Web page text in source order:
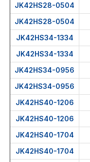
JK42HS28-0504
JK42HS28-0504
JK42HS34-1334
JK42HS34-1334
JK42HS34-0956
JK42HS34-0956
JK42HS40-1206
JK42HS40-1206
JK42HS40-1704
JK42HS40-1704